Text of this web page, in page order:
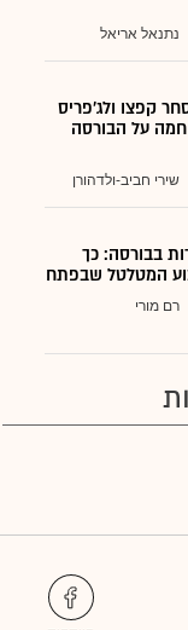
נתנאל אריאל
קפצו ולג'פריס
על הבורסה
שירי חביב-ולדהורן
בבורסה: כך
המטלטל שבפתח
רם מורי